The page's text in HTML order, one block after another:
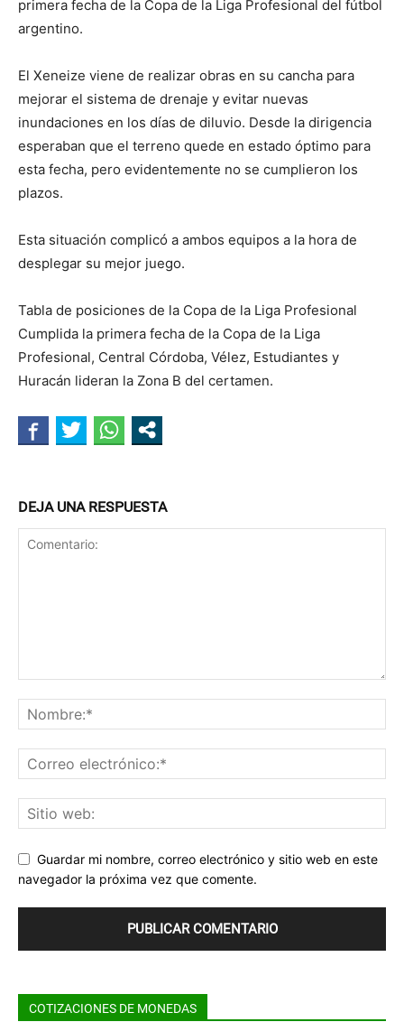
primera fecha de la Copa de la Liga Profesional del fútbol
argentino.
El Xeneize viene de realizar obras en su cancha para
mejorar el sistema de drenaje y evitar nuevas
inundaciones en los días de diluvio. Desde la dirigencia
esperaban que el terreno quede en estado óptimo para
esta fecha, pero evidentemente no se cumplieron los
plazos.
Esta situación complicó a ambos equipos a la hora de
desplegar su mejor juego.
Tabla de posiciones de la Copa de la Liga Profesional
Cumplida la primera fecha de la Copa de la Liga
Profesional, Central Córdoba, Vélez, Estudiantes y
Huracán lideran la Zona B del certamen.
DEJA UNA RESPUESTA
Guardar mi nombre, correo electrónico y sitio web en este
navegador la próxima vez que comente.
COTIZACIONES DE MONEDAS